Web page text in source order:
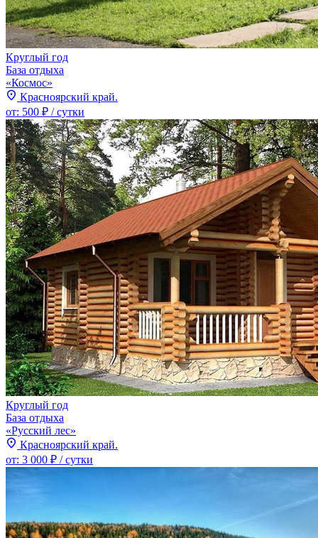
Круглый год
База отдыха
«Космос»
Красноярский край.
от: 500 ₽ / сутки
Круглый год
База отдыха
«Русский лес»
Красноярский край.
от: 3 000 ₽ / сутки